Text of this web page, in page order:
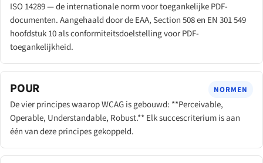
ISO 14289 — de internationale norm voor toegankelijke PDF-
documenten. Aangehaald door de EAA, Section 508 en EN 301 549
hoofdstuk 10 als conformiteitsdoelstelling voor PDF-
toegankelijkheid.
POUR NORMEN
De vier principes waarop WCAG is gebouwd: **Perceivable,
Operable, Understandable, Robust.** Elk succescriterium is aan
één van deze principes gekoppeld.